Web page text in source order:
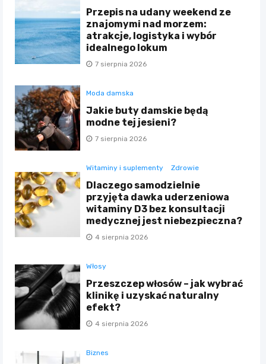
Przepis na udany weekend ze
znajomymi nad morzem:
atrakcje, logistyka i wybór
idealnego lokum
7 sierpnia 2026
Moda damska
Jakie buty damskie będą
modne tej jesieni?
7 sierpnia 2026
Witaminy i suplementy Zdrowie
Dlaczego samodzielnie
przyjęta dawka uderzeniowa
witaminy D3 bez konsultacji
medycznej jest niebezpieczna?
4 sierpnia 2026
Włosy
Przeszczep włosów – jak wybrać
klinikę i uzyskać naturalny
efekt?
4 sierpnia 2026
Biznes